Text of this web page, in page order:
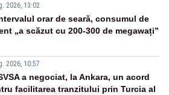
2026, 13:02
orar de seară, consumul de
„a scăzut cu 200-300 de megawați”
2026, 10:57
a negociat, la Ankara, un acord
facilitarea tranzitului prin Turcia al